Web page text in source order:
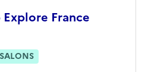
France
SALONS